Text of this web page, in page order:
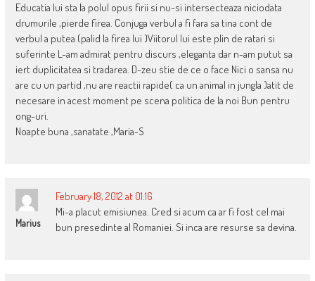
Educatia lui sta la polul opus firii si nu-si intersecteaza niciodata
drumurile ,pierde firea. Conjuga verbul a fi fara sa tina cont de
verbul a putea (palid la firea lui )Viitorul lui este plin de ratari si
suferinte L-am admirat pentru discurs ,eleganta dar n-am putut sa
iert duplicitatea si tradarea. D-zeu stie de ce o face Nici o sansa nu
are cu un partid ,nu are reactii rapide( ca un animal in jungla )atit de
necesare in acest moment pe scena politica de la noi Bun pentru
ong-uri.
Noapte buna ,sanatate ,Maria-S
Marius
February 18, 2012 at 01:16
Mi-a placut emisiunea. Cred si acum ca ar fi fost cel mai
bun presedinte al Romaniei. Si inca are resurse sa devina.